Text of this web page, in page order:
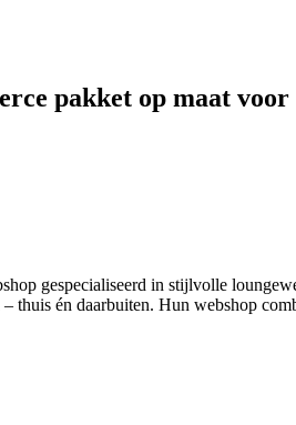
pakket op maat voor
gespecialiseerd in stijlvolle
thuis én daarbuiten. Hun webshop